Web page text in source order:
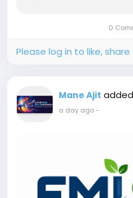
0
Please log in to like,
Mane Ajit
a day ago-